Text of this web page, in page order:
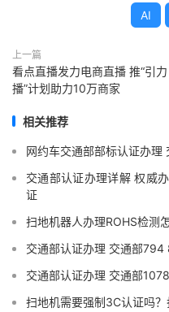
AI
上一篇
看点直播发力电商直播 推“引力
播”计划助力10万商家
相关推荐
网约车交通部部标认证办理
交通部认证办理详解 权威
证
扫地机器人办理ROHS检测
交通部认证办理 交通部
交通部认证办理 交通部
扫地机需要强制3C认证吗